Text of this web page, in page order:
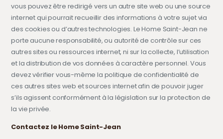
vous pouvez être redirigé vers un autre site web ou une source
internet qui pourrait recueillir des informations à votre sujet via
des cookies ou d’autres technologies. Le Home Saint-Jean ne
porte aucune responsabilité, ou autorité de contrôle sur ces
autres sites ou ressources internet, ni sur la collecte, l’utilisation
et la distribution de vos données à caractère personnel. Vous
devez vérifier vous-même la politique de confidentialité de
ces autres sites web et sources internet afin de pouvoir juger
s’ils agissent conformément à la législation sur la protection de
la vie privée.
Contactez le Home Saint-Jean